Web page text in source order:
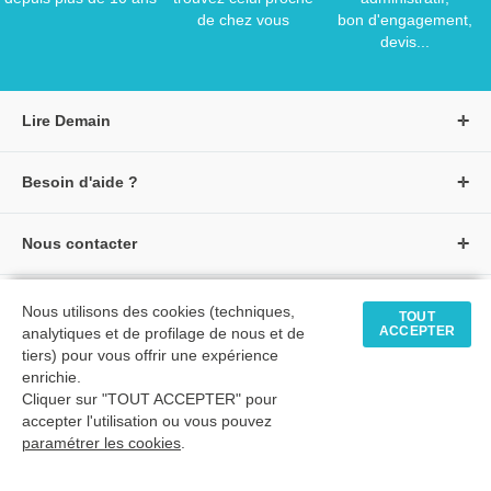
de chez vous
bon d'engagement,
devis...
Lire Demain
Créer un compte
★ Avis clients vérifiés
Besoin d'aide ?
Livraisons et retours
Tarifs négociés
Comment passer commande
Mon compte
Nous contacter
Formulaire de contact
Siège social
Tous nos livres
Livres petite enfance
Livres maternelle
Livres élémentaire
Livres collège
© 2026 - LIRE DEMAIN
C.G.U | C.G.V | Plan du site
Nous utilisons des cookies (techniques,
analytiques et de profilage de nous et de
tiers) pour vous offrir une expérience
enrichie.
Cliquer sur "TOUT ACCEPTER" pour
accepter l'utilisation ou vous pouvez
paramétrer les cookies.
TOUT
ACCEPTER